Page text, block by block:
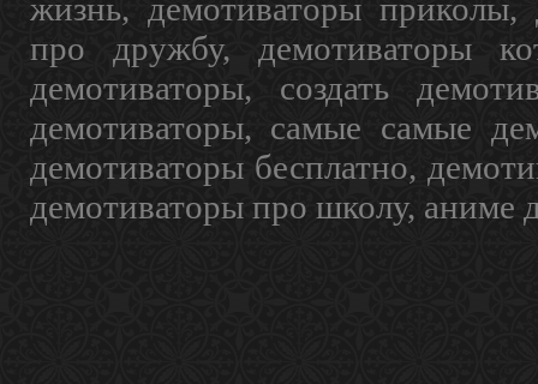
жизнь, демотиваторы приколы,
про дружбу, демотиваторы
демотиваторы, создать
демотиваторы, самые самые
демотиваторы бесплатно,
демотиваторы про школу, аниме